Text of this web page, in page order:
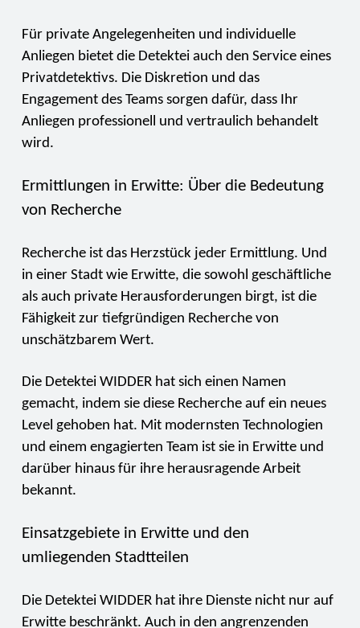
Für private Angelegenheiten und individuelle
Anliegen bietet die Detektei auch den Service eines
Privatdetektivs. Die Diskretion und das
Engagement des Teams sorgen dafür, dass Ihr
Anliegen professionell und vertraulich behandelt
wird.
Ermittlungen in Erwitte: Über die Bedeutung
von Recherche
Recherche ist das Herzstück jeder Ermittlung. Und
in einer Stadt wie Erwitte, die sowohl geschäftliche
als auch private Herausforderungen birgt, ist die
Fähigkeit zur tiefgründigen Recherche von
unschätzbarem Wert.
Die Detektei WIDDER hat sich einen Namen
gemacht, indem sie diese Recherche auf ein neues
Level gehoben hat. Mit modernsten Technologien
und einem engagierten Team ist sie in Erwitte und
darüber hinaus für ihre herausragende Arbeit
bekannt.
Einsatzgebiete in Erwitte und den
umliegenden Stadtteilen
Die Detektei WIDDER hat ihre Dienste nicht nur auf
Erwitte beschränkt. Auch in den angrenzenden